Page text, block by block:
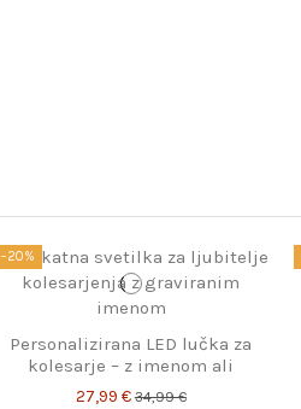
−20%
Personalizirana LED lučka za
kolesarje – z imenom ali
besedilom
27,99 €34,99 €